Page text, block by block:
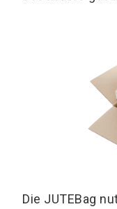
Die JUTEBag